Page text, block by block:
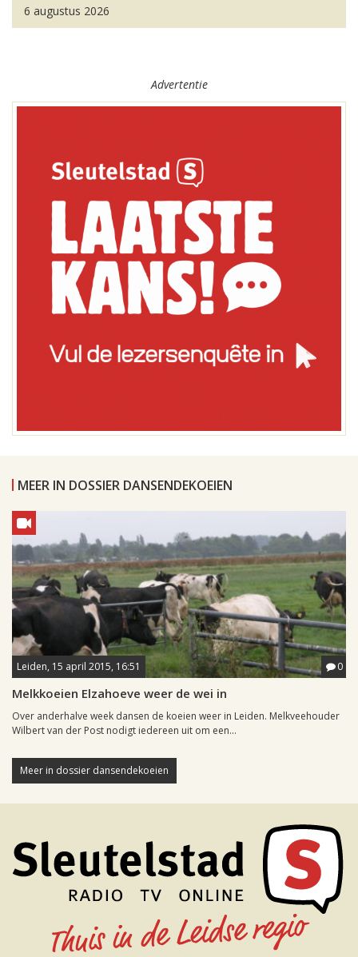
6 augustus 2026
Advertentie
MEER IN DOSSIER DANSENDEKOEIEN
Leiden, 15 april 2015, 16:51 0
Melkkoeien Elzahoeve weer de wei in
Over anderhalve week dansen de koeien weer in Leiden. Melkveehouder
Wilbert van der Post nodigt iedereen uit om een...
Meer in dossier dansendekoeien